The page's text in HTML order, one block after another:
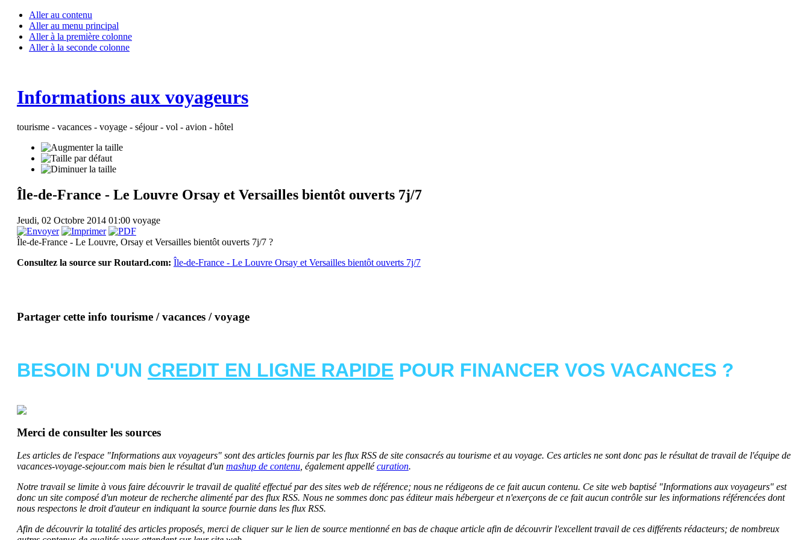
Aller au contenu
Aller au menu principal
Aller à la première colonne
Aller à la seconde colonne
Informations aux voyageurs
tourisme - vacances - voyage - séjour - vol - avion - hôtel
Île-de-France - Le Louvre Orsay et Versailles bientôt ouverts 7j/7
Jeudi, 02 Octobre 2014 01:00 voyage
Île-de-France - Le Louvre, Orsay et Versailles bientôt ouverts 7j/7 ?
Consultez la source sur Routard.com: Île-de-France - Le Louvre Orsay et Versailles bientôt ouverts 7j/7
Partager cette info tourisme / vacances / voyage
BESOIN D'UN CREDIT EN LIGNE RAPIDE POUR FINANCER VOS VACANCES ?
Merci de consulter les sources
Les articles de l'espace "Informations aux voyageurs" sont des articles fournis par les flux RSS de site consacrés au tourisme et au voyage. Ces articles ne sont donc pas le résultat de travail de l'équipe de
vacances-voyage-sejour.com mais bien le résultat d'un mashup de contenu, également appellécuration.
Notre travail se limite à vous faire découvrir le travail de qualité effectué par des sites web de référence; nous ne rédigeons de ce fait aucun contenu. Ce site web baptisé "Informations aux voyageurs" est
donc un site composé d'un moteur de recherche alimenté par des flux RSS. Nous ne sommes donc pas éditeur mais hébergeur et n'exerçons de ce fait aucun contrôle sur les informations référencées dont
nous respectons le droit d'auteur en indiquant la source fournie dans les flux RSS.
Afin de découvrir la totalité des articles proposés, merci de cliquer sur le lien de source mentionné en bas de chaque article afin de découvrir l'excellent travail de ces différents rédacteurs; de nombreux